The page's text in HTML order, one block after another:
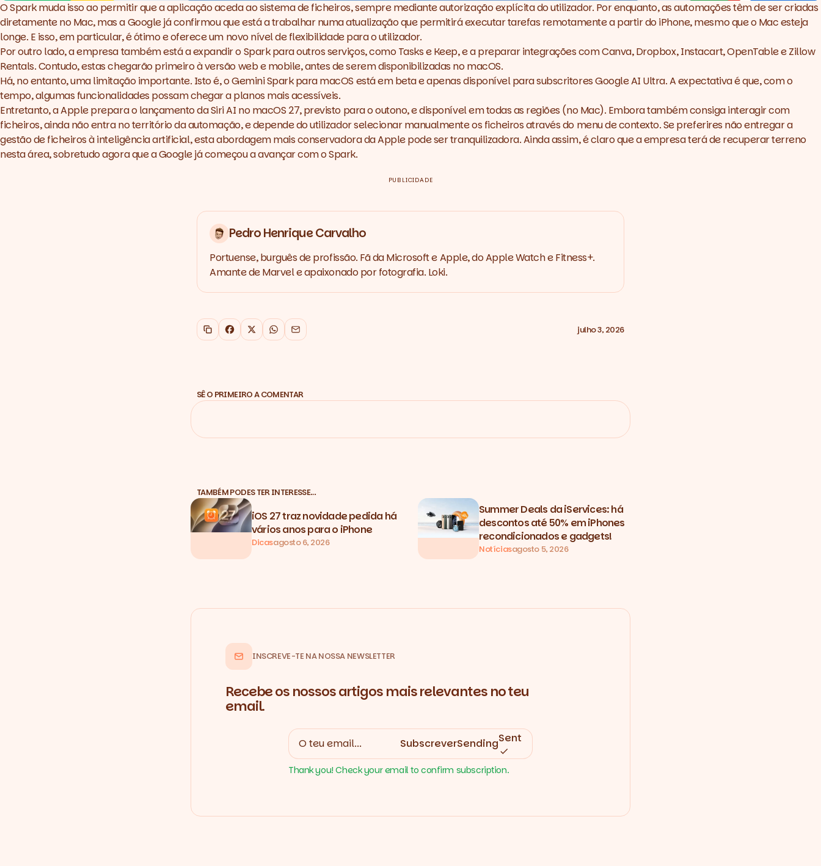
O Spark muda isso ao permitir que a aplicação aceda ao sistema de ficheiros, sempre mediante autorização explícita do utilizador. Por enquanto, as automações têm de ser criadas
diretamente no Mac, mas a Google já confirmou que está a trabalhar numa atualização que permitirá executar tarefas remotamente a partir do iPhone, mesmo que o Mac esteja
longe. E isso, em particular, é ótimo e oferece um novo nível de flexibilidade para o utilizador.
Por outro lado, a empresa também está a expandir o Spark para outros serviços, como Tasks e Keep, e a preparar integrações com Canva, Dropbox, Instacart, OpenTable e Zillow
Rentals. Contudo, estas chegarão primeiro à versão web e mobile, antes de serem disponibilizadas no macOS.
Há, no entanto, uma limitação importante. Isto é, o Gemini Spark para macOS está embetae apenas disponível para subscritores Google AI Ultra. A expectativa é que, com o
tempo, algumas funcionalidades possam chegar a planos mais acessíveis.
Entretanto, a Apple prepara o lançamento da Siri AI nomacOS 27, previsto para o outono, e disponível em todas as regiões (no Mac). Embora também consiga interagir com
ficheiros, ainda não entra no território da automação, e depende do utilizador selecionar manualmente os ficheiros através do menu de contexto. Se preferires não entregar a
gestão de ficheiros à inteligência artificial, esta abordagem mais conservadora da Apple pode ser tranquilizadora. Ainda assim, é claro que a empresa terá de recuperar terreno
nesta área, sobretudo agora que a Google já começou a avançar com o Spark.
PUBLICIDADE
Pedro Henrique Carvalho
Portuense, burguês de profissão. Fã da Microsoft e Apple, do Apple Watch e Fitness+.
Amante de Marvel e apaixonado por fotografia. Loki.
Copiar link
Facebook
X WhatsApp
Email julho 3, 2026
SÊ O PRIMEIRO A COMENTAR
TAMBÉM PODES TER INTERESSE…
iOS 27 traz novidade pedida há
vários anos para o iPhone
Dicasagosto 6, 2026
Summer Deals da iServices: há
descontos até 50% em iPhones
recondicionados e gadgets!
Notíciasagosto 5, 2026
INSCREVE-TE NA NOSSA NEWSLETTER
Recebe os nossos artigos mais relevantes no teu
email.
SubscreverSendingSent
Thank you! Check your email to confirm subscription.